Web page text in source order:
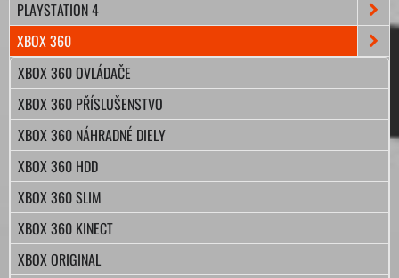
PLAYSTATION 4
XBOX 360
XBOX 360 OVLÁDAČE
XBOX 360 PŘÍSLUŠENSTVO
XBOX 360 NÁHRADNÉ DIELY
XBOX 360 HDD
XBOX 360 SLIM
XBOX 360 KINECT
XBOX ORIGINAL